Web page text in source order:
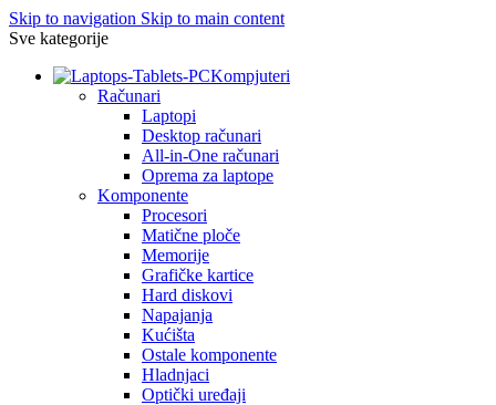
Skip to navigation Skip to main content
Sve kategorije
Kompjuteri
Računari
Laptopi
Desktop računari
All-in-One računari
Oprema za laptope
Komponente
Procesori
Matične ploče
Memorije
Grafičke kartice
Hard diskovi
Napajanja
Kućišta
Ostale komponente
Hladnjaci
Optički uređaji